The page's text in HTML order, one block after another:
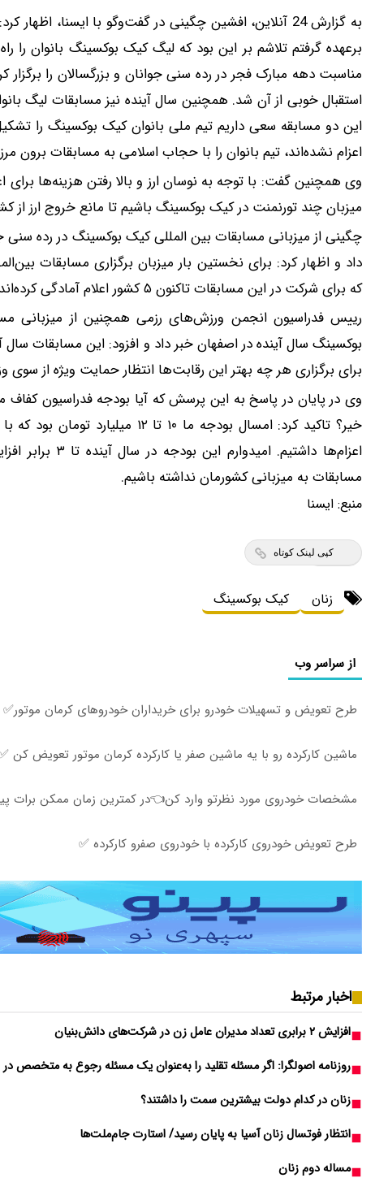
برعهده گرفتم تلاشم بر این بود که لیگ کیک بوکسینگ بانوان را
مناسبت دهه مبارک فجر در رده سنی جوانان و بزرگسالان را
استقبال خوبی از آن شد. همچنین سال آینده نیز مسابقات لیگ
اعزام نشده‌اند، تیم بانوان را با حجاب اسلامی به مسابقات برون
وی همچنین گفت: با توجه به نوسان ارز و بالا رفتن هزینه‌ها برای
میزبان چند تورنمنت در کیک بوکسینگ باشیم تا مانع خروج ارز
داد و اظهار کرد: برای نخستین بار میزبان برگزاری مسابقات
که برای شرکت در این مسابقات تاکنون ۵ کشور اعلام آمادگی کرده‌اند.
رییس فدراسیون انجمن ورزش‌های رزمی همچنین از میزبانی
برای برگزاری هر چه بهتر این رقابت‌ها انتظار حمایت ویژه از سوی
وی در پایان در پاسخ به این پرسش که آیا بودجه فدراسیون کفاف
خیر؟ تاکید کرد: امسال بودجه ما
اعزام‌ها
مسابقات به میزبانی کشورمان نداشته باشیم.
منبع: ايسنا
کپی لینک کوتاه
زنان کیک بوکسینگ
از سراسر وب
طرح تعویض و تسهیلات خودرو برای خریداران خودروهای کرمان موتور✅
ماشین کارکرده رو با یه ماشین صفر یا کارکرده کرمان موتور تعویض کن
مشخصات خودروی مورد نظرتو وارد کن👈در کمترین زمان ممکن برات
طرح تعویض خودروی کارکرده با خودروی صفرو کارکرده ✅
اخبار مرتبط
افزایش ۲ برابری تعداد مدیران عامل زن در شرکت‌های دانش‌بنیان
روزنامه اصولگرا: اگر مسئله تقلید را به‌عنوان یک مسئله رجوع به متخصص
زنان در کدام دولت بیشترین سمت را داشتند؟
انتظار فوتسال زنان آسیا به پایان رسید/ استارت جام‌ملت‌ها
مساله دوم زنان